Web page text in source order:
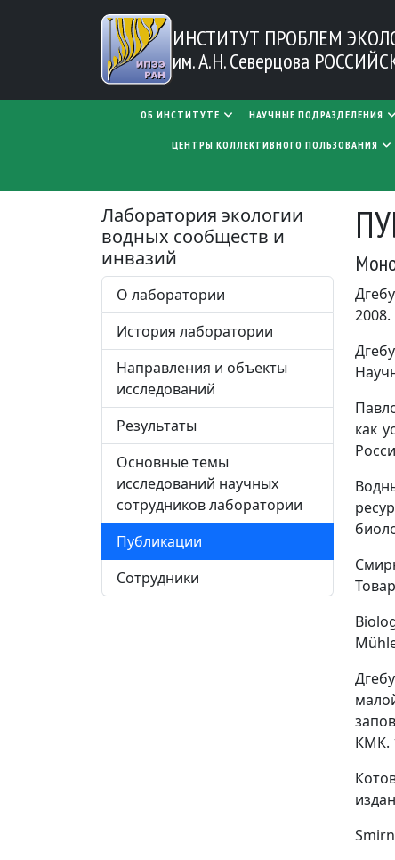
Перейти к основному содержанию
ИНСТИТУТ ПРОБЛЕМ
им. А.Н. Северцова
MAIN NAVIGATION
ОБ ИНСТИТУТЕ НАУЧНЫЕ ПОДРАЗДЕЛЕНИЯ
ЦЕНТРЫ КОЛЛЕКТИВНОГО ПОЛЬЗОВАНИЯ
Лаборатория экологии
водных сообществ и
инвазий
О лаборатории
История лаборатории
Направления и объекты
исследований
Результаты
Основные темы
исследований научных
сотрудников лаборатории
Публикации
Сотрудники
как
КМК.